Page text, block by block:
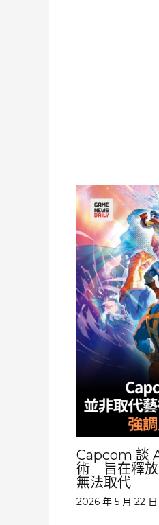
Capcom 談
術 旨在釋
無法取代
2026 年 5 月 22 日